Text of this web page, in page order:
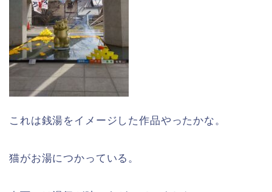
これは銭湯をイメージした作品やったかな。
猫がお湯につかっている。